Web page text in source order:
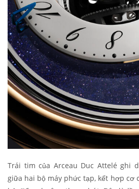
Trái tim của Arceau Duc Attelé ghi
giữa hai bộ máy phức tạp, kết hợp cơ